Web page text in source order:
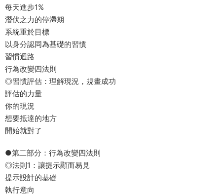
每天進步1%
潛伏之力的停滯期
系統重於目標
以身分認同為基礎的習慣
習慣迴路
行為改變四法則
◎習慣評估：理解現況，規畫成功
評估的力量
你的現況
想要抵達的地方
開始就對了
●第二部分：行為改變四法則
◎法則1：讓提示顯而易見
提示設計的基礎
執行意向